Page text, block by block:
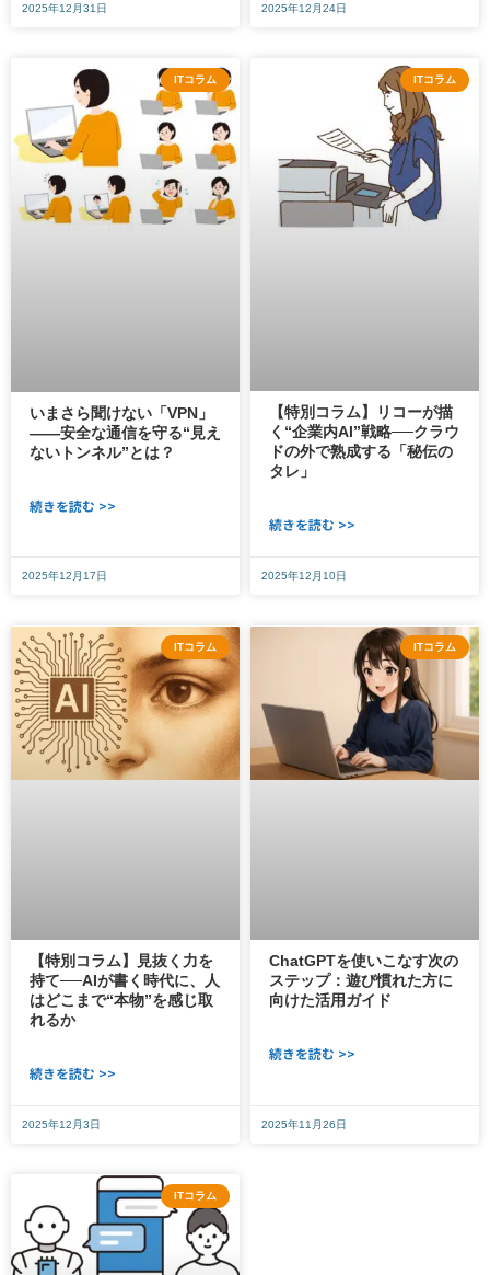
2025年12月31日 2025年12月24日
ITコラム
いまさら聞けない「VPN」
――安全な通信を守る“見え
ないトンネル”とは？
続きを読む >>
2025年12月17日
ITコラム
【特別コラム】リコーが描
く“企業内AI”戦略──クラウ
ドの外で熟成する「秘伝の
タレ」
続きを読む >>
2025年12月10日
ITコラム
【特別コラム】見抜く力を
持て──AIが書く時代に、人
はどこまで“本物”を感じ取
れるか
続きを読む >>
2025年12月3日
ITコラム
ChatGPTを使いこなす次の
ステップ：遊び慣れた方に
向けた活用ガイド
続きを読む >>
2025年11月26日
ITコラム